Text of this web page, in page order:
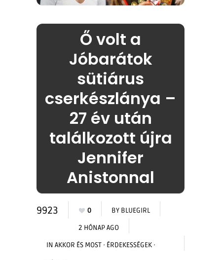
Ő volt a
Jóbarátok
sütiárus
cserkészlánya –
27 év után
találkozott újra
Jennifer
Anistonnal
9923 0 BY BLUEGIRL
2 HÓNAP AGO
IN AKKOR ÉS MOST · ÉRDEKESSÉGEK ·